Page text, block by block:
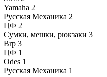
Yamaha 2
Русская Механика 2
ЦФ 2
Сумки, мешки, рюкзаки 3
Brp 3
ЦФ 1
Odes 1
Русская Механика 1